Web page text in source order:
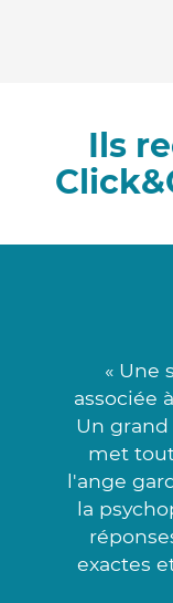
Ils
« Une
associée
Un
met
l'ange
la
exactes